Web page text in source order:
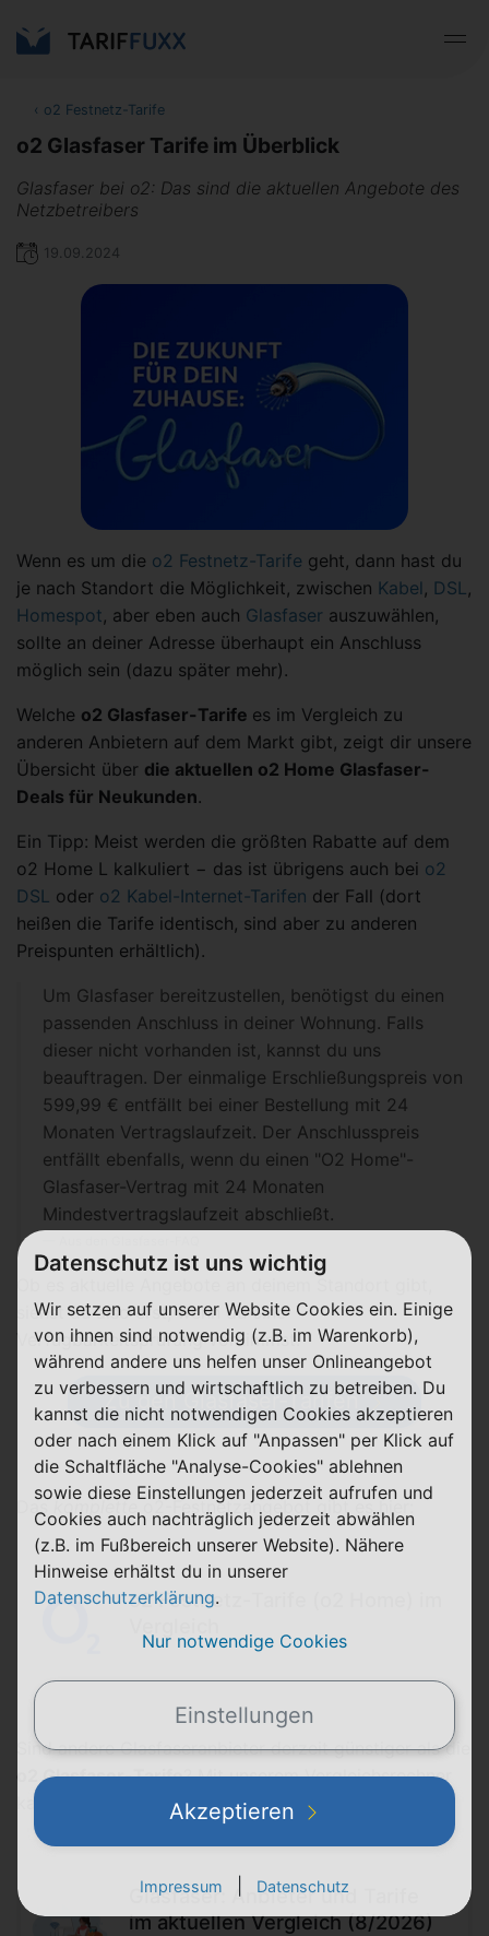
‹ o2 Festnetz-Tarife
o2 Glasfaser Tarife im Überblick
Glasfaser bei o2: Das sind die aktuellen Angebote des
Netzbetreibers
19.09.2024
Wenn es um die o2 Festnetz-Tarife geht, dann hast du
je nach Standort die Möglichkeit, zwischen Kabel, DSL,
Homespot, aber eben auch Glasfaser auszuwählen,
sollte an deiner Adresse überhaupt ein Anschluss
möglich sein (dazu später mehr).
Welche o2 Glasfaser-Tarife es im Vergleich zu
anderen Anbietern auf dem Markt gibt, zeigt dir unsere
Übersicht über die aktuellen o2 Home Glasfaser-
Deals für Neukunden.
Ein Tipp: Meist werden die größten Rabatte auf dem
o2 Home L kalkuliert − das ist übrigens auch bei o2
DSL oder o2 Kabel-Internet-Tarifen der Fall (dort
heißen die Tarife identisch, sind aber zu anderen
Preispunten erhältlich).
Um Glasfaser bereitzustellen, benötigst du einen
passenden Anschluss in deiner Wohnung. Falls
dieser nicht vorhanden ist, kannst du uns
beauftragen. Der einmalige Erschließungspreis von
599,99 € entfällt bei einer Bestellung mit 24
Monaten Vertragslaufzeit. Der Anschlusspreis
entfällt ebenfalls, wenn du einen "O2 Home"-
Glasfaser-Vertrag mit 24 Monaten
Mindestvertragslaufzeit abschließt.
siehst du also erst, wenn du eine
Verfügbarkeitsprüfung vornimmst.
Zu den Glasfaser-Tarifen
Das komplette o2-Festnetzangebot gibt es hier:
o2 Festnetz-Tarife (o2 Home) im
Sind andere Glasfaseranbieter derzeit günstiger als die
o2 Glasfaser-Tarife? Mit unserem Vergleichsrechner
kannst du auch dies überwachen:
Glasfaser: Anbieter und Tarife
im aktuellen Vergleich (8/2026)
Datenschutz ist uns wichtig
Wir setzen auf unserer Website Cookies ein. Einige
von ihnen sind notwendig (z.B. im Warenkorb),
während andere uns helfen unser Onlineangebot
zu verbessern und wirtschaftlich zu betreiben. Du
kannst die nicht notwendigen Cookies akzeptieren
oder nach einem Klick auf "Anpassen" per Klick auf
die Schaltfläche "Analyse-Cookies" ablehnen
sowie diese Einstellungen jederzeit aufrufen und
Cookies auch nachträglich jederzeit abwählen
(z.B. im Fußbereich unserer Website). Nähere
Hinweise erhältst du in unserer
Datenschutzerklärung.
Nur notwendige Cookies
Einstellungen
Akzeptieren
Impressum Datenschutz